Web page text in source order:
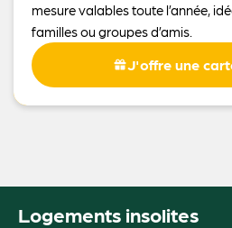
mesure valables toute l’année,
familles ou groupes d’amis.
J'offre une
Logements insolites